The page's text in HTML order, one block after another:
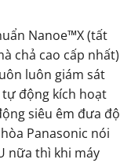
Nanoe™X (tất
chả cao cấp nhất)
luôn giám sát
động kích hoạt
siêu êm đưa độ
Panasonic nói
nữa thì khi máy